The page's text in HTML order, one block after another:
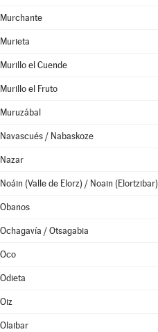
Murchante
Murieta
Murillo el Cuende
Murillo el Fruto
Muruzábal
Navascués / Nabaskoze
Nazar
Noáin (Valle de Elorz) / Noain (Elortzibar)
Obanos
Ochagavía / Otsagabia
Oco
Odieta
Oiz
Olaibar